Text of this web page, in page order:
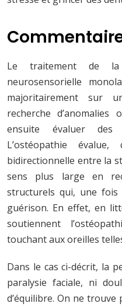
Le traitement de la
neurosensorielle
majoritairement sur
recherche d’anomalies
ensuite évaluer des
L’ostéopathie
bidirectionnelle entre la
sens plus large en
structurels qui, une fois
guérison. En effet, en
soutiennent
touchant aux oreilles
Dans le cas ci-décrit, la
paralysie faciale, ni
d’équilibre. On ne trouve